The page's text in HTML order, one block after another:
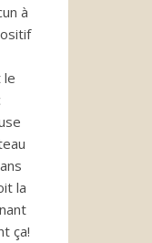
à
le
la
ça!